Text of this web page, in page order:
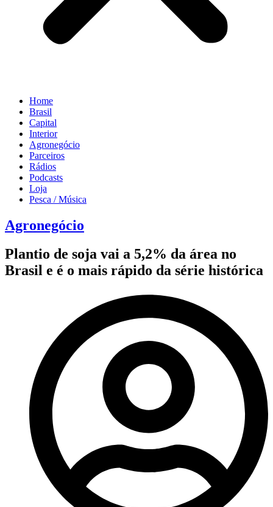
Home
Brasil
Capital
Interior
Agronegócio
Parceiros
Rádios
Podcasts
Loja
Pesca / Música
Agronegócio
Plantio de soja vai a 5,2% da área no
Brasil e é o mais rápido da série histórica